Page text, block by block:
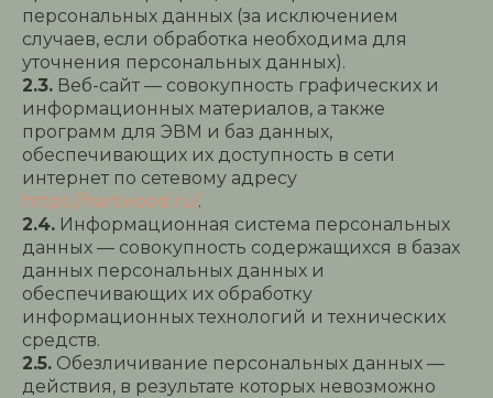
персональных данных (за исключением
случаев, если обработка необходима для
уточнения персональных данных).
2.3. Веб-сайт — совокупность графических и
информационных материалов, а также
программ для ЭВМ и баз данных,
обеспечивающих их доступность в сети
интернет по сетевому адресу
https://hartwood.ru/.
2.4. Информационная система персональных
данных — совокупность содержащихся в базах
данных персональных данных и
обеспечивающих их обработку
информационных технологий и технических
средств.
2.5. Обезличивание персональных данных —
действия, в результате которых невозможно